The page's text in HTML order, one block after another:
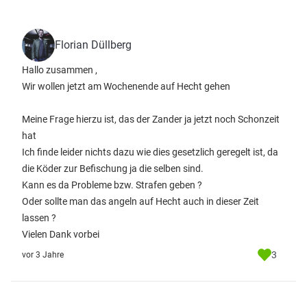
Florian Düllberg
Hallo zusammen ,
Wir wollen jetzt am Wochenende auf Hecht gehen
Meine Frage hierzu ist, das der Zander ja jetzt noch Schonzeit
hat
Ich finde leider nichts dazu wie dies gesetzlich geregelt ist, da
die Köder zur Befischung ja die selben sind.
Kann es da Probleme bzw. Strafen geben ?
Oder sollte man das angeln auf Hecht auch in dieser Zeit
lassen ?
Vielen Dank vorbei
vor 3 Jahre 3